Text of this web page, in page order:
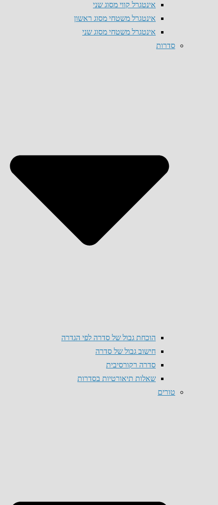
אינטגרל קווי מסוג שני
אינטגרל משטחי מסוג ראשון
אינטגרל משטחי מסוג שני
סדרות
הוכחת גבול של סדרה לפי הגדרה
חישוב גבול של סדרה
סדרה רקורסיבית
שאלות תיאורטיות בסדרות
טורים